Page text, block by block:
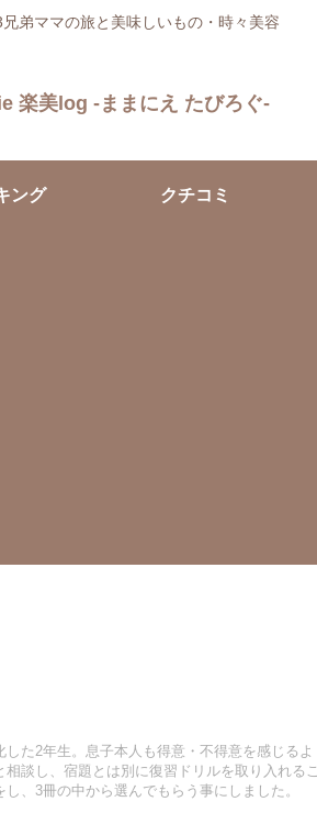
弟ママの旅と美味しいもの・時々美容
楽美log -ままにえ たびろぐ-
ング クチコミ
た2年生。息子本人も得意・不得意を感じるよ
談し、宿題とは別に復習ドリルを取り入れるこ
、3冊の中から選んでもらう事にしました。